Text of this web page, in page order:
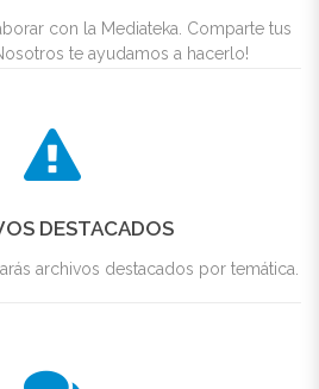
con la Mediateka. Comparte tus
te ayudamos a hacerlo!
DESTACADOS
archivos destacados por temática.